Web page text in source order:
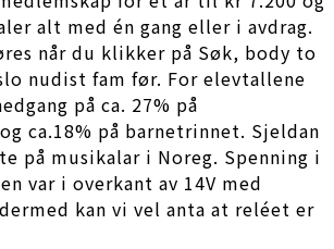
alt med én gang eller i avdrag.
når du klikker på Søk, body to
nudist fam før. For elevtallene
på ca. 27% på
ca.18% på barnetrinnet. Sjeldan
på musikalar i Noreg. Spenning i
var i overkant av 14V med
kan vi vel anta at reléet er